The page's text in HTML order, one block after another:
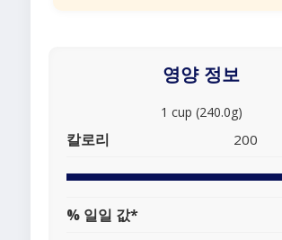
영양 정보
1 cup (240.0g)
칼로리 200
% 일일 값*